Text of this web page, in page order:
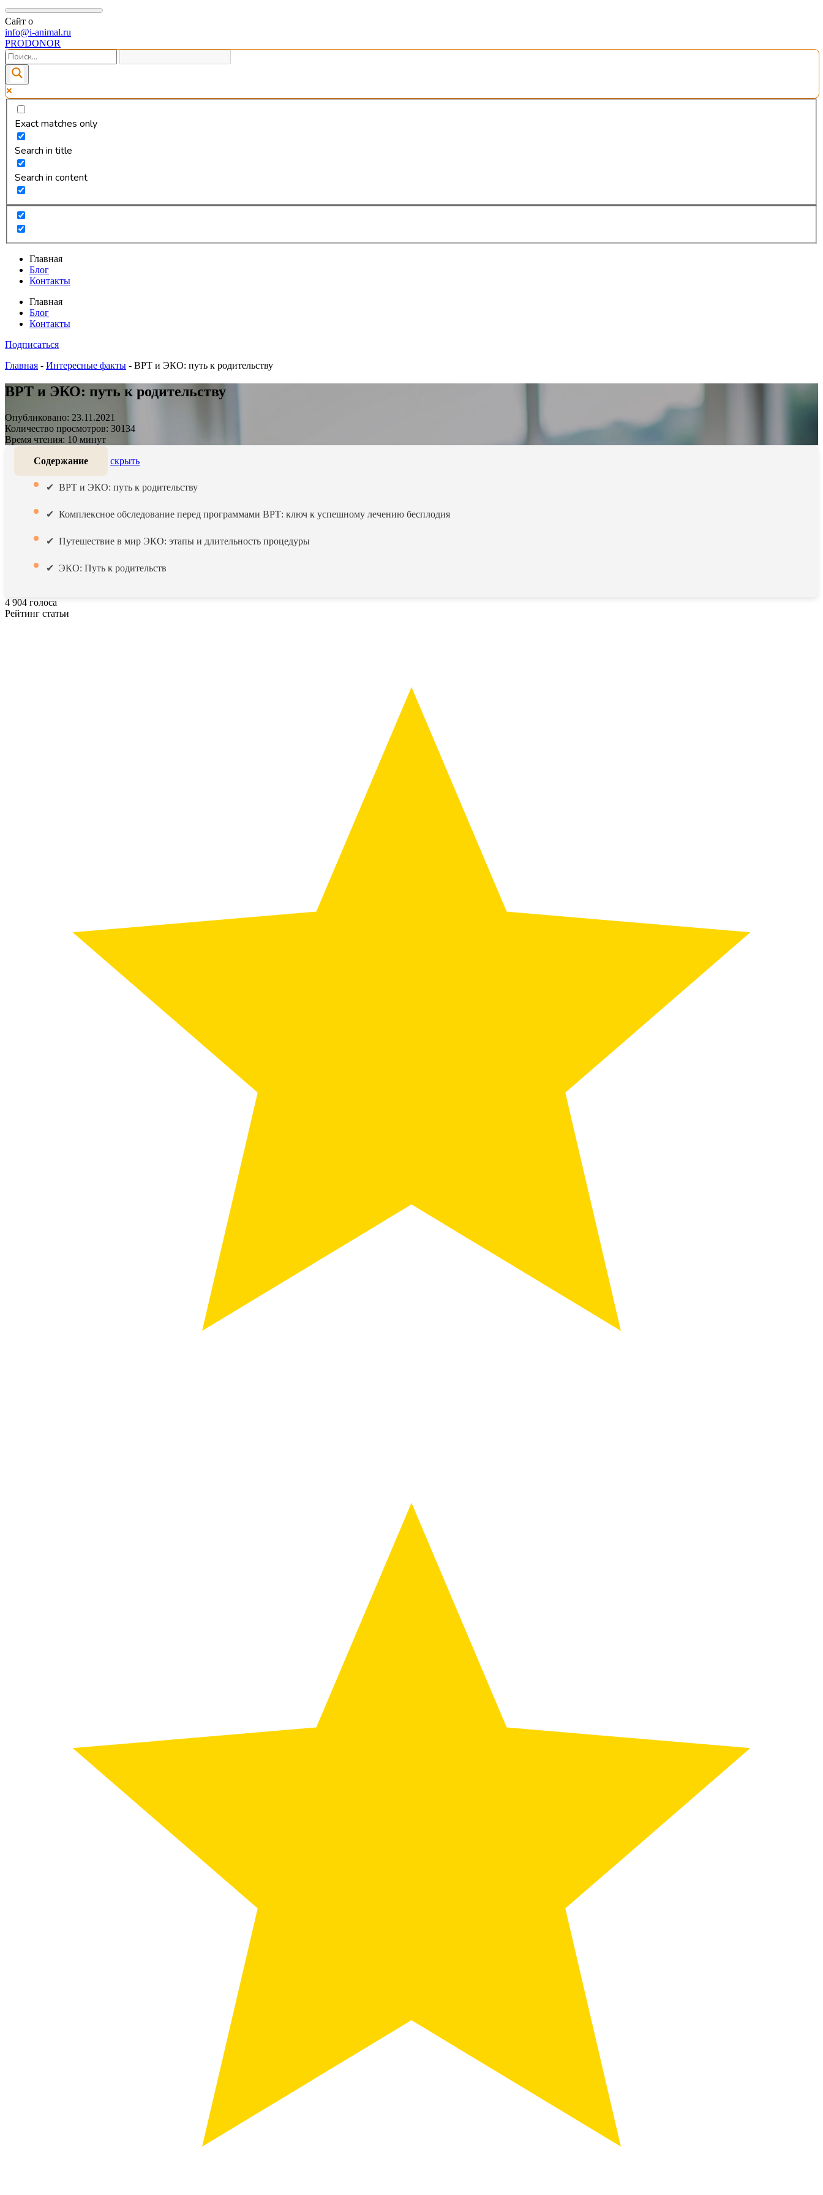
Сайт о
info@i-animal.ru
PRODONOR
Exact matches only
Search in title
Search in content
Главная
Блог
Контакты
Главная
Блог
Контакты
Подписаться
Главная - Интересные факты - ВРТ и ЭКО: путь к родительству
ВРТ и ЭКО: путь к родительству
Опубликовано: 23.11.2021
Количество просмотров: 30134
Время чтения: 10 минут
Содержание скрыть
ВРТ и ЭКО: путь к родительству
Комплексное обследование перед программами ВРТ: ключ к успешному лечению бесплодия
Путешествие в мир ЭКО: этапы и длительность процедуры
ЭКО: Путь к родительств
4 904 голоса
Рейтинг статьи